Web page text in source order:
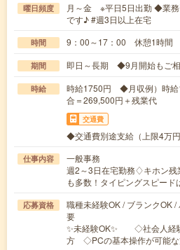
曜日頻度
月～金 ※平日5日出勤 ◆業務
です♪ #週3日以上在宅
時間 9：00～17：00 休憩1時間
期間 即日～長期 ◆9月開始もご
時給
時給1750円 ◆月収例）時給
合＝269,500円＋残業代
交通費
◆交通費別途支給（上限4万円
仕事内容
一般事務
週2～3日在宅勤務♢キホン残
も多数！タイピングスピー
応募資格
職種未経験OK / ブランクOK
要
✨未経験OK✨ ◇社会人経
方 ◇PCの基本操作が可能